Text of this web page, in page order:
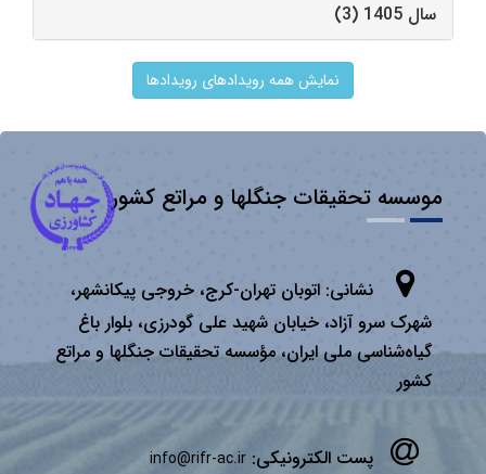
سال 1405 (3)
نمایش همه رویدادهای رویدادها
موسسه تحقیقات جنگلها و مراتع کشور
نشانی: اتوبان تهران­-كرج، خروجی پیكانشهر،
شهرک سرو آزاد، خیابان شهید علی گودرزی، بلوار باغ
گیاه‌شناسی ملی ایران، مؤسسه تحقیقات جنگلها و مراتع
كشور
پست الکترونیکی: info@rifr-ac.ir